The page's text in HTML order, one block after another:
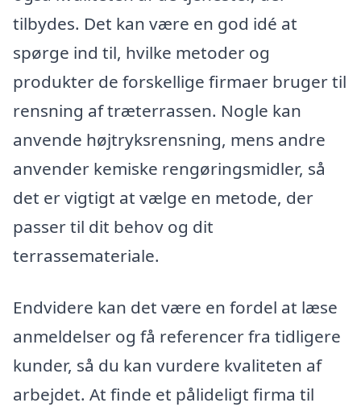
tilbydes. Det kan være en god idé at
spørge ind til, hvilke metoder og
produkter de forskellige firmaer bruger til
rensning af træterrassen. Nogle kan
anvende højtryksrensning, mens andre
anvender kemiske rengøringsmidler, så
det er vigtigt at vælge en metode, der
passer til dit behov og dit
terrassemateriale.
Endvidere kan det være en fordel at læse
anmeldelser og få referencer fra tidligere
kunder, så du kan vurdere kvaliteten af
arbejdet. At finde et pålideligt firma til